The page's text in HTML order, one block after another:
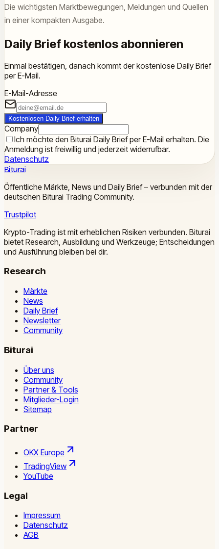
Die wichtigsten Marktbewegungen, Meldungen und Quellen
in einer kompakten Ausgabe.
Daily Brief kostenlos abonnieren
Einmal bestätigen, danach kommt der kostenlose Daily Brief
per E-Mail.
E-Mail-Adresse
Kostenlosen Daily Brief erhalten
Company
Ich möchte den Biturai Daily Brief per E-Mail erhalten. Die
Anmeldung ist freiwillig und jederzeit widerrufbar.
Datenschutz
Biturai
Öffentliche Märkte, News und Daily Brief – verbunden mit der
deutschen Biturai Trading Community.
Trustpilot
Krypto-Trading ist mit erheblichen Risiken verbunden. Biturai
bietet Research, Ausbildung und Werkzeuge; Entscheidungen
und Ausführung bleiben bei dir.
Research
Märkte
News
Daily Brief
Newsletter
Community
Biturai
Über uns
Community
Partner & Tools
Mitglieder-Login
Sitemap
Partner
OKX Europe
TradingView
YouTube
Legal
Impressum
Datenschutz
AGB